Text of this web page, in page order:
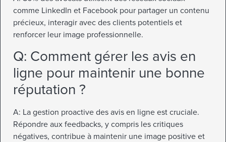
comme LinkedIn et Facebook pour partager un contenu
précieux, interagir avec des clients potentiels et
renforcer leur image professionnelle.
Q: Comment gérer les avis en
ligne pour maintenir une bonne
réputation ?
A: La gestion proactive des avis en ligne est cruciale.
Répondre aux feedbacks, y compris les critiques
négatives, contribue à maintenir une image positive et